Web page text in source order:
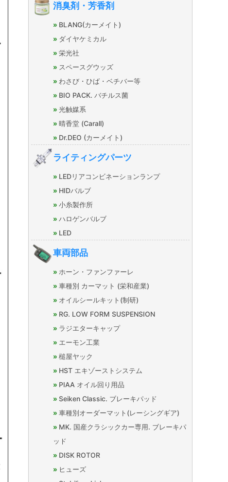
消臭剤・芳香剤
BLANG(カーメイト)
ダイヤケミカル
栄光社
スペースグウッズ
わさび・ひば・ベチバー等
BIO PACK. バチルス菌
光触媒系
晴香堂 (Carall)
Dr.DEO (カーメイト)
ライティングパーツ
LEDリアコンビネーションランプ
HIDバルブ
小糸製作所
ハロゲンバルブ
LED
車両部品
ホーン・ファンファーレ
車種別 カーマット (栄和産業)
オイルシールキット(制研)
RG. LOW FORM SUSPENSION
ラジエターキャップ
エーモン工業
槌屋ヤック
HST エキゾーストシステム
PIAA オイル回り用品
Seiken Classic. ブレーキパッド
車種別オーダーマット(レーシングギア)
MK. 国産クラシックカー専用. ブレーキパ
ッド
DISK ROTOR
ヒューズ